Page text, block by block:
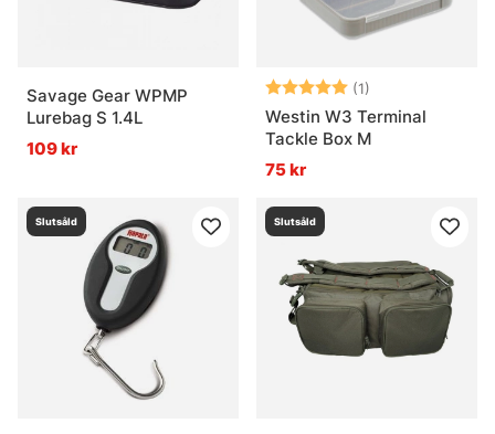
Savage Gear WPMP
Lurebag S 1.4L
109 kr
Betyg: (1)
Westin W3 Terminal
Tackle Box M
75 kr
Slutsåld Slutsåld